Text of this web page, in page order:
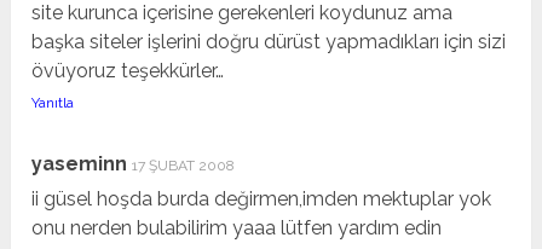
site kurunca içerisine gerekenleri koydunuz ama
başka siteler işlerini doğru dürüst yapmadıkları için sizi
övüyoruz teşekkürler…
Yanıtla
yaseminn 17 ŞUBAT 2008
ii güsel hoşda burda değirmen,imden mektuplar yok
onu nerden bulabilirim yaaa lütfen yardım edin